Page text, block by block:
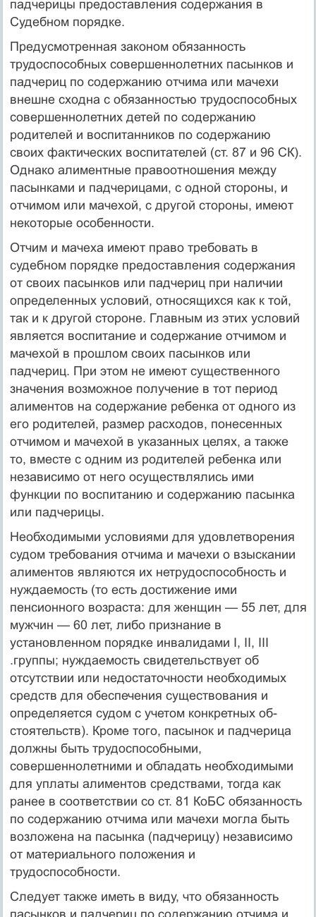
падчерицы предоставления содержания в
Судебном порядке.
Предусмотренная законом обязанность
трудоспособных совершеннолетних пасынков и
падчериц по содержанию отчи­ма или мачехи
внешне сходна с обязанностью трудоспособных
совершеннолетних детей по содержанию
родителей и воспи­танников по содержанию
своих фактических воспитателей (ст. 87 и 96 СК).
Однако алиментные правоотношения между
пасынками и падчерицами, с одной стороны, и
отчимом или мачехой, с другой стороны, имеют
некоторые особенности.
Отчим и мачеха имеют право требовать в
судебном поряд­ке предоставления содержания
от своих пасынков или падче­риц при наличии
определенных условий, относящихся как к той,
так и к другой стороне. Главным из этих условий
является воспитание и содержание отчимом и
мачехой в прошлом своих пасынков или
падчериц. При этом не имеют существенного
значения возможное получение в тот период
алиментов на со­держание ребенка от одного из
его родителей, размер расхо­дов, понесенных
отчимом и мачехой в указанных целях, а так­же
то, вместе с одним из родителей ребенка или
независимо от него осуществлялись ими
функции по воспитанию и содер­жанию пасынка
или падчерицы.
Необходимыми условиями для удовлетворения
судом тре­бования отчима и мачехи о взыскании
алиментов являются их нетрудоспособность и
нуждаемость (то есть достижение ими
пенсионного возраста: для женщин — 55 лет, для
мужчин — 60 лет, либо признание в
установленном порядке инвалидами I, II, III
.группы; нуждаемость свидетельствует об
отсутствии или недостаточности необходимых
средств для обеспечения су­ществования и
определяется судом с учетом конкретных об­
стоятельств). Кроме того, пасынок и падчерица
должны быть трудоспособными,
совершеннолетними и обладать необходимыми
для уплаты алиментов средствами, тогда как
ранее в соответствии со ст. 81 КоБС обязанность
по содержанию отчима или мачехи могла быть
возложена на пасынка (падчерицу) не­зависимо
от материального положения и
трудоспособности.
Следует также иметь в виду, что обязанность
пасынков и падчериц по содержанию отчима и